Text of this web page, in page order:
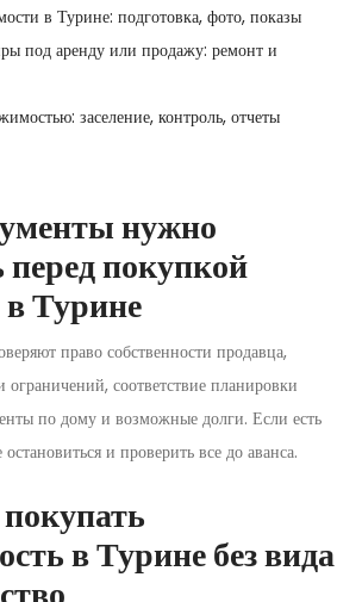
в Турине: подготовка, фото, показы
под аренду или продажу: ремонт и
заселение, контроль, отчеты
нужно
покупкой
Турине
право собственности продавца,
ограничений, соответствие планировки
по дому и возможные долги. Если есть
и проверить все до аванса.
в Турине без вида